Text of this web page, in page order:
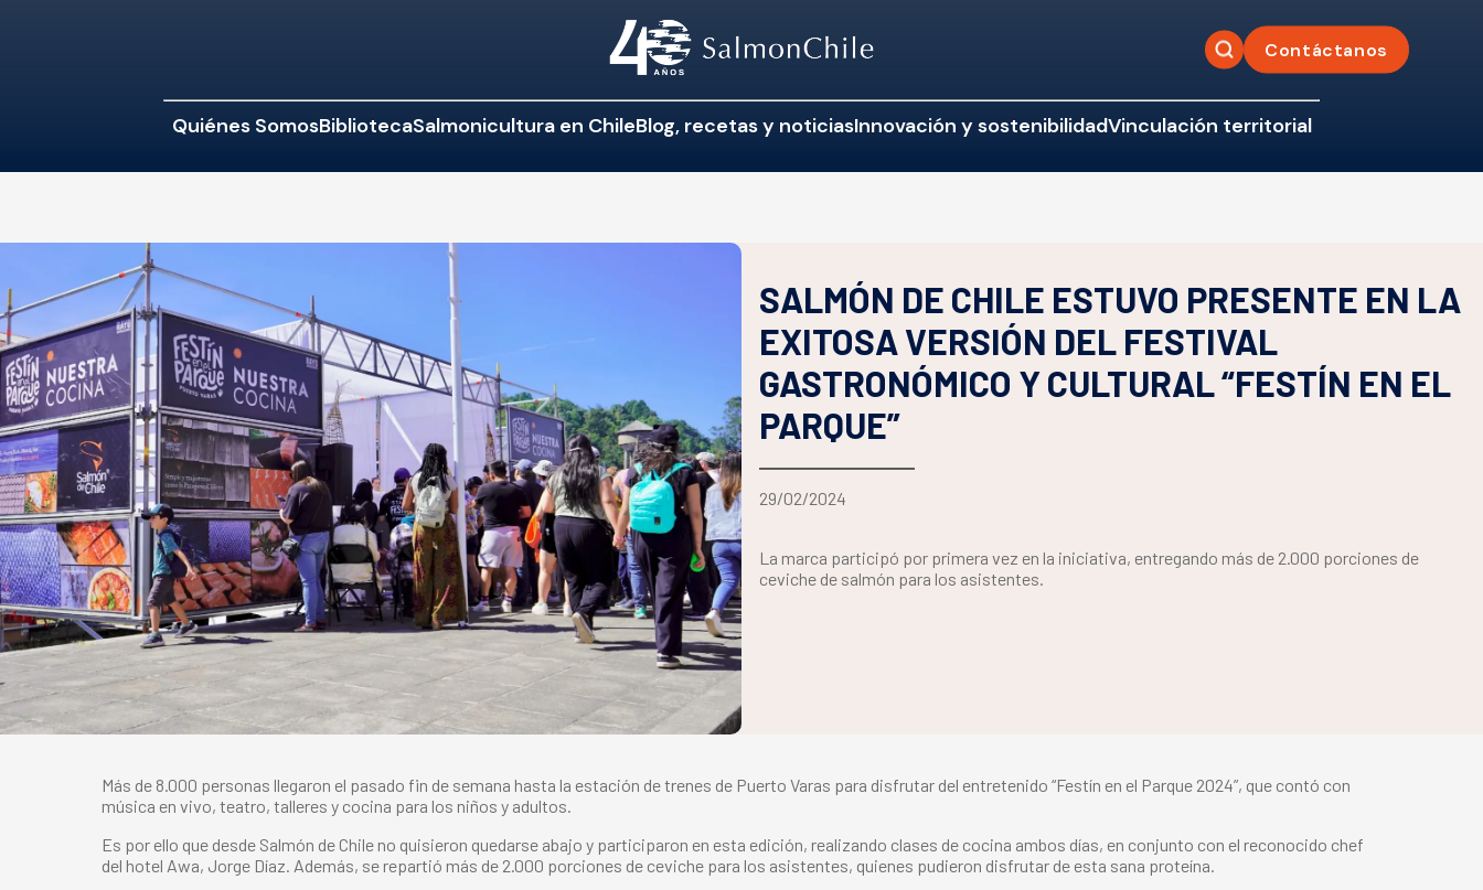
Contáctanos
Quiénes SomosBibliotecaSalmonicultura en ChileBlog, recetas y noticiasInnovación y sostenibilidadVinculación territorial
SALMÓN DE CHILE ESTUVO PRESENTE EN LA
EXITOSA VERSIÓN DEL FESTIVAL
GASTRONÓMICO Y CULTURAL “FESTÍN EN EL
PARQUE”
29/02/2024
La marca participó por primera vez en la iniciativa, entregando más de 2.000 porciones de
ceviche de salmón para los asistentes.
Más de 8.000 personas llegaron el pasado fin de semana hasta la estación de trenes de Puerto Varas para disfrutar del entretenido “Festín en el Parque 2024”, que contó con
música en vivo, teatro, talleres y cocina para los niños y adultos.
Es por ello que desde Salmón de Chile no quisieron quedarse abajo y participaron en esta edición, realizando clases de cocina ambos días, en conjunto con el reconocido chef
del hotel Awa, Jorge Díaz. Además, se repartió más de 2.000 porciones de ceviche para los asistentes, quienes pudieron disfrutar de esta sana proteína.